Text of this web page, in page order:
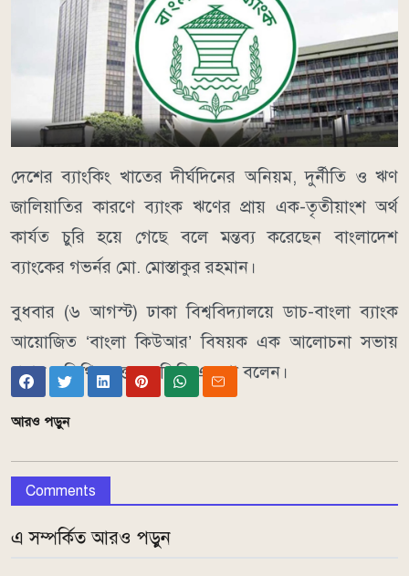
দেশের ব্যাংকিং খাতের দীর্ঘদিনের অনিয়ম, দুর্নীতি ও ঋণ
জালিয়াতির কারণে ব্যাংক ঋণের প্রায় এক-তৃতীয়াংশ অর্থ
কার্যত চুরি হয়ে গেছে বলে মন্তব্য করেছেন বাংলাদেশ
ব্যাংকের গভর্নর মো. মোস্তাকুর রহমান।
বুধবার (৬ আগস্ট) ঢাকা বিশ্ববিদ্যালয়ে ডাচ-বাংলা ব্যাংক
আয়োজিত ‘বাংলা কিউআর’ বিষয়ক এক আলোচনা সভায়
প্রধান অতিথির বক্তব্যে তিনি এ কথা বলেন।
আরও পড়ুন
Comments
এ সম্পর্কিত আরও পড়ুন